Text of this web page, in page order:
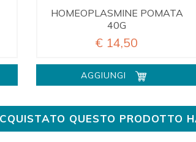
HOMEOPLASMINE POMATA
40G
€ 14,50
AGGIUNGI
QUESTO PRODOTTO